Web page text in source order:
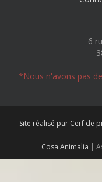
6
*Nous n'avons pas
Site réalisé par Cerf de
Cosa Animalia |